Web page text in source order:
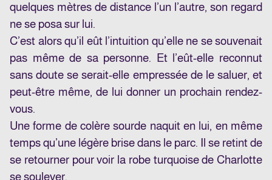
quelques mètres de distance l’un l’autre, son regard
ne se posa sur lui.
C’est alors qu’il eût l’intuition qu’elle ne se souvenait
pas même de sa personne. Et l’eût-elle reconnut
sans doute se serait-elle empressée de le saluer, et
peut-être même, de lui donner un prochain rendez-
vous.
Une forme de colère sourde naquit en lui, en même
temps qu’une légère brise dans le parc. Il se retint de
se retourner pour voir la robe turquoise de Charlotte
se soulever.